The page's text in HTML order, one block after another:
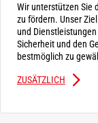
Wir unterstützen Sie
zu fördern. Unser
und
Sicherheit und den
bestmöglich zu
ZUSÄTZLICH